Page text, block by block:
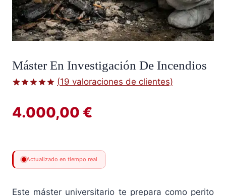
Máster En Investigación De Incendios
de 5 en
base a
(19 valoraciones de clientes)
4.000,00 €
Actualizado en tiempo real
Este máster universitario te prepara como perito